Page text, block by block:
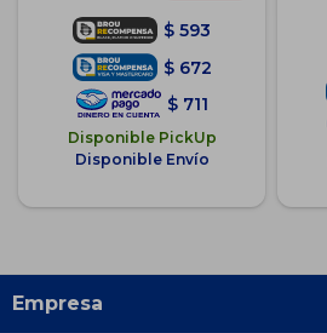
$ 593
$ 672
$ 711
Disponible PickUp
Disponible Envío
Empresa